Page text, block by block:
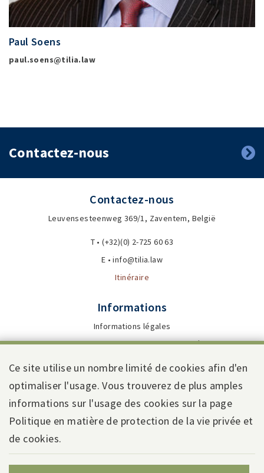
Paul Soens
paul.soens@tilia.law
Ce site utilise un nombre limité de cookies afin d'en
optimaliser l'usage. Vous trouverez de plus amples
informations sur l'usage des cookies sur la page
Politique en matière de protection de la vie privée et
de cookies.
Contactez-nous
Contactez-nous
Leuvensesteenweg 369/1, Zaventem, België
T • (+32)(0) 2-725 60 63
E • info@tilia.law
Itinéraire
Informations
Informations légales
Politique de protection de la vie privée
Conditions générales
Webdesign by Code d'Or